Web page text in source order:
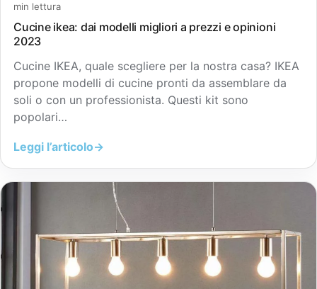
min lettura
Cucine ikea: dai modelli migliori a prezzi e opinioni
2023
Cucine IKEA, quale scegliere per la nostra casa? IKEA
propone modelli di cucine pronti da assemblare da
soli o con un professionista. Questi kit sono
popolari…
Leggi l’articolo→